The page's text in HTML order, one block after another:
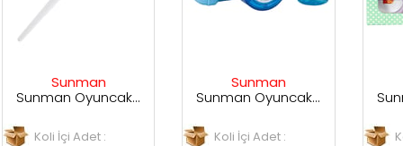
Sunman
Koli İçi Adet :
Sunman
Koli İçi Adet :